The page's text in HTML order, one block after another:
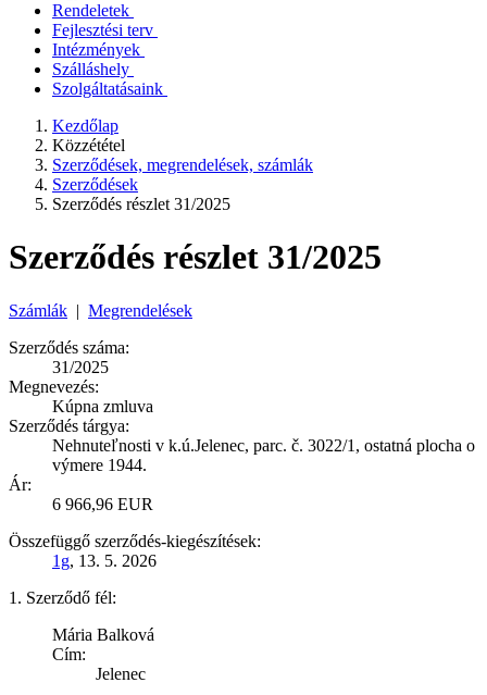
Rendeletek
Fejlesztési terv
Intézmények
Szálláshely
Szolgáltatásaink
Kezdőlap
Közzététel
Szerződések, megrendelések, számlák
Szerződések
Szerződés részlet 31/2025
Szerződés részlet 31/2025
Számlák | Megrendelések
Szerződés száma:
31/2025
Megnevezés:
Kúpna zmluva
Szerződés tárgya:
Nehnuteľnosti v k.ú.Jelenec, parc. č. 3022/1, ostatná plocha o
výmere 1944.
Ár:
6 966,96 EUR
Összefüggő szerződés-kiegészítések:
1g, 13. 5. 2026
1. Szerződő fél:
Mária Balková
Cím:
Jelenec